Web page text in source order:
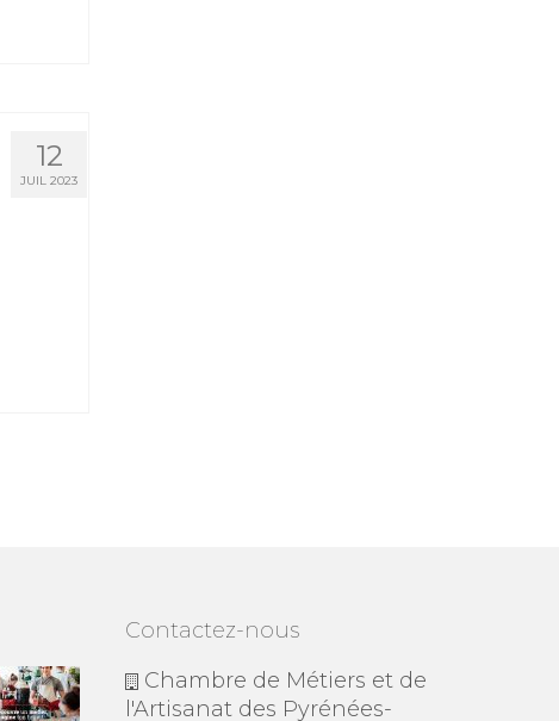
12
JUIL 2023
Contactez-nous
Chambre de Métiers et de
l'Artisanat des Pyrénées-